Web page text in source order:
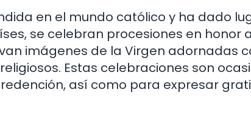
en el mundo católico y ha dado
se celebran procesiones en honor
imágenes de la Virgen adornadas
Estas celebraciones son
así como para expresar